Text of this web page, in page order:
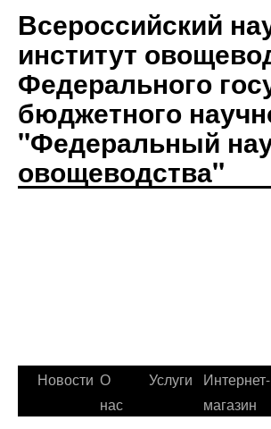
Всероссийский
институт
Федерального
бюджетного
"Федеральный
овощеводства"
Новости О
нас
Услуги
Интернет-
магазин